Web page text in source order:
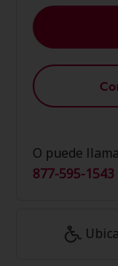
O puede
877-595-